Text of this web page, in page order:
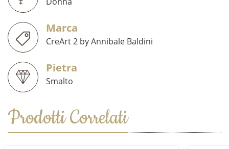
Marca
CreArt 2 by Annibale Baldini
Pietra
Smalto
Prodotti Correlati